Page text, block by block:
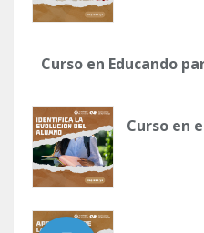
Curso en Educando
Curso en